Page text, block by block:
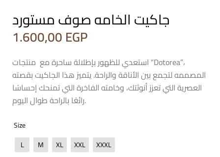
جاكيت الخامه صوف مستورد
1.600,00EGP
استعدي للظهور بإطلالة ساحرة مع منتجات “Dotorea”،
المصممه لتجمع بين الأناقة والراحة. يتميز هذا الجاكيت بقصته
العصرية التي تعزز أنوثتك، وخامته الفاخرة التي تمنحك إحساسًا
رائعًا بالراحة طوال اليوم.
Size
L
M XL XXL XXXL